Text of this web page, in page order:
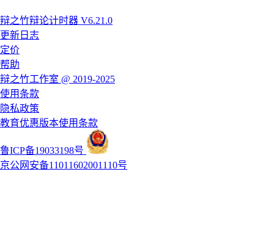
辩之竹辩论计时器 V6.21.0
更新日志
定价
帮助
辩之竹工作室 @ 2019-2025
使用条款
隐私政策
教育优惠版本使用条款
鲁ICP备19033198号
京公网安备11011602001110号